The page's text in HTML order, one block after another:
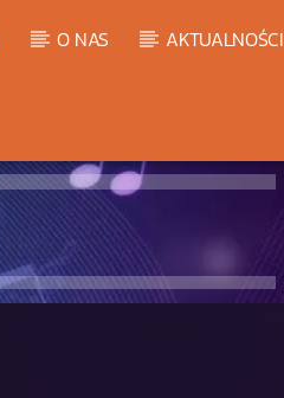
O NAS AKTUALNOŚCI